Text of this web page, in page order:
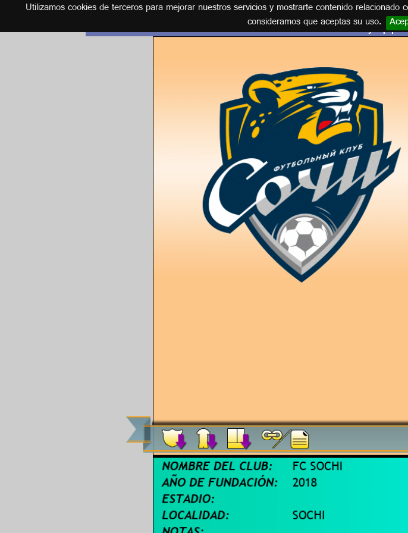
Utilizamos cookies de terceros para mejorar nuestros servicios y mostrarte contenido
consideramos que aceptas su uso.
Español
Escudo y